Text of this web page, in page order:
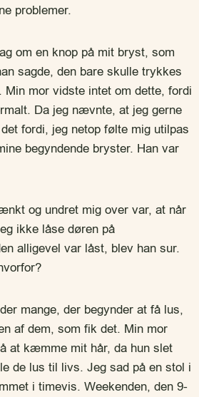
problemer.
om en knop på mit bryst, som
sagde, den bare skulle trykkes
Min mor vidste intet om dette, fordi
Da jeg nævnte, at jeg gerne
fordi, jeg netop følte mig utilpas
begyndende bryster. Han var
og undret mig over var, at når
ikke låse døren på
alligevel var låst, blev han sur.
mange, der begynder at få lus,
af dem, som fik det. Min mor
at kæmme mit hår, da hun slet
de lus til livs. Jeg sad på en stol i
i timevis. Weekenden, den 9-